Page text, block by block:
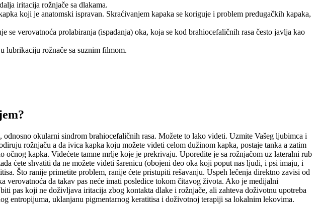
iritacija rožnjače sa dlakama.
koji je anatomski ispravan. Skraćivanjem kapaka se koriguje i problem predugačkih kapaka,
verovatnoća prolabiranja (ispadanja) oka, koja se kod brahiocefaličnih rasa često javlja kao
lubrikaciju rožnače sa suznim filmom.
okularni sindrom brahiocefaličnih rasa. Možete to lako videti. Uzmite Vašeg ljubimca i
rožnjaču a da ivica kapka koju možete videti celom dužinom kapka, postaje tanka a zatim
kapka. Videćete tamne mrlje koje je prekrivaju. Uporedite je sa rožnjačom uz lateralni rub
ćete shvatiti da ne možete videti šarenicu (obojeni deo oka koji poput nas ljudi, i psi imaju, i
Što ranije primetite problem, ranije ćete pristupiti rešavanju. Uspeh lečenja direktno zavisi od
da takav pas neće imati posledice tokom čitavog života. Ako je medijalni
pas koji ne doživljava iritacija zbog kontakta dlake i rožnjače, ali zahteva doživotnu upotreba
entropijuma, uklanjanu pigmentarnog keratitisa i doživotnoj terapiji sa lokalnim lekovima.